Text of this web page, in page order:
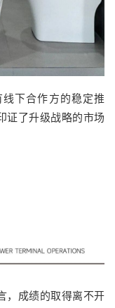
下合作方的稳定推
证了升级战略的市场
，成绩的取得离不开